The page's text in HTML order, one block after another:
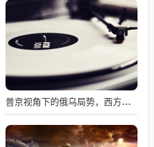
普京视角下的俄乌局势，西方间接介入的深度博弈与博弈解析